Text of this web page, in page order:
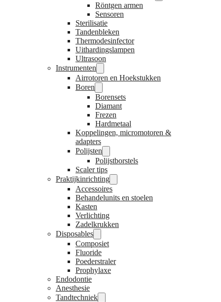
Röntgen armen
Sensoren
Sterilisatie
Tandenbleken
Thermodesinfector
Uithardingslampen
Ultrasoon
Instrumenten
Airrotoren en Hoekstukken
Boren
Borensets
Diamant
Frezen
Hardmetaal
Koppelingen, micromotoren &
adapters
Polijsten
Polijstborstels
Scaler tips
Praktijkinrichting
Accessoires
Behandelunits en stoelen
Kasten
Verlichting
Zadelkrukken
Disposables
Composiet
Fluoride
Poederstraler
Prophylaxe
Endodontie
Anesthesie
Tandtechniek